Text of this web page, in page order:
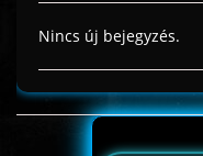
Nincs új bejegyzés.